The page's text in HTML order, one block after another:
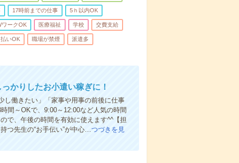
17時前までの仕事 5ｈ以内OK
ワークOK 医療福祉 学校 交費支給
いOK 職場が禁煙 派遣多
かりしたお小遣い稼ぎに！
し働きたい」「家事や用事の前後に仕事
間～OKで、9:00～12:00など人気の時間
で、午後の時間を有効に使えます^^【担
つ先生の“お手伝い”が中心…つづきを見